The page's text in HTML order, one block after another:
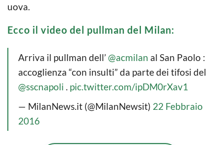
uova.
Ecco il video del pullman del Milan:
Arriva il pullman dell’ @acmilan al San Paolo :
accoglienza “con insulti” da parte dei tifosi del
@sscnapoli . pic.twitter.com/ipDM0rXav1
— MilanNews.it (@MilanNewsit) 22 Febbraio
2016